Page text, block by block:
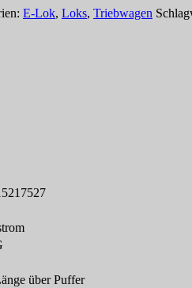
E-Lok, Loks, Triebwagen
über Puffer